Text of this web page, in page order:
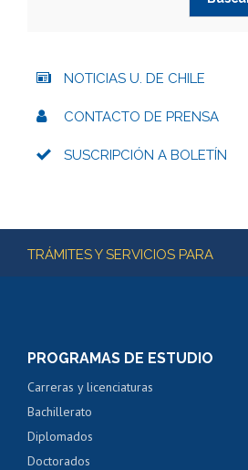
NOTICIAS U. DE CHILE
CONTACTO DE PRENSA
SUSCRIPCIÓN A BOLETÍN
Más información
TRÁMITES Y SERVICIOS PARA
PROGRAMAS DE ESTUDIO
Carreras y licenciaturas
Bachillerato
Diplomados
Doctorados